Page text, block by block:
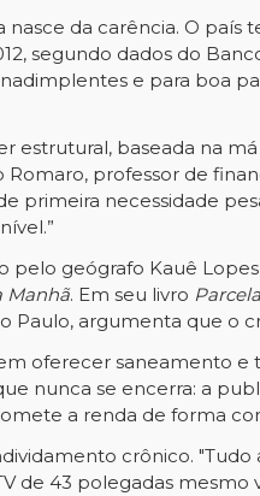
nasce da carência. O
segundo dados do
e para boa
estrutural, baseada na
professor de
primeira necessidade
pelo geógrafo Kauê
Manhã. Em seu livro
Paulo, argumenta que o
oferecer saneamento e
nunca se encerra: a
a renda de forma
crônico.
de 43 polegadas